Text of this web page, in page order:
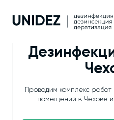
Проводим комплекс
помещений в Чехове и